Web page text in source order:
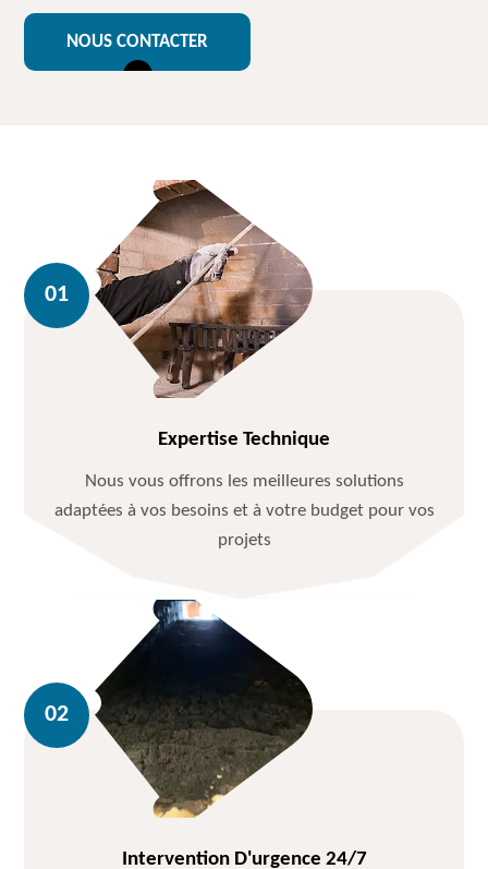
NOUS CONTACTER
Expertise Technique
Nous vous offrons les meilleures solutions
adaptées à vos besoins et à votre budget pour vos
projets
Intervention D'urgence 24/7